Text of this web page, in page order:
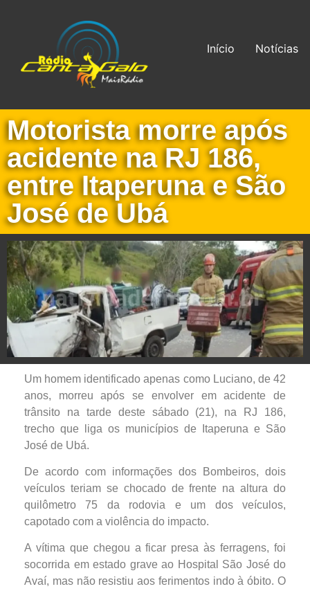
Início Notícias
Motorista morre após
acidente na RJ 186,
entre Itaperuna e São
José de Ubá
Um homem identificado apenas como Luciano, de 42
anos, morreu após se envolver em acidente de
trânsito na tarde deste sábado (21), na RJ 186,
trecho que liga os municípios de Itaperuna e São
José de Ubá.
De acordo com informações dos Bombeiros, dois
veículos teriam se chocado de frente na altura do
quilômetro 75 da rodovia e um dos veículos,
capotado com a violência do impacto.
A vítima que chegou a ficar presa às ferragens, foi
socorrida em estado grave ao Hospital São José do
Avaí, mas não resistiu aos ferimentos indo à óbito. O